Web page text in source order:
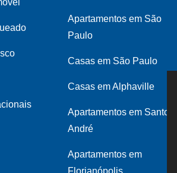
Apartamentos em São
Paulo
Casas em São Paulo
Casas em Alphaville
Apartamentos em Santo
André
Apartamentos em
Florianópolis